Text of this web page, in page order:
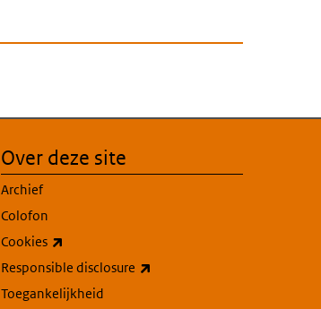
Over deze site
Archief
Colofon
Cookies
Responsible disclosure
Toegankelijkheid